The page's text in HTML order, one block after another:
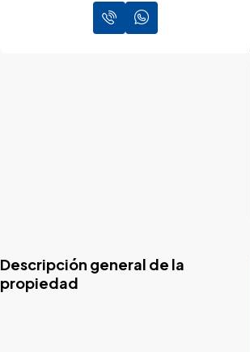
Descripción general de la
propiedad